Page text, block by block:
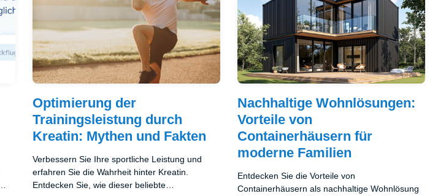
Optimierung der
Trainingsleistung durch
Kreatin: Mythen und Fakten
Verbessern Sie Ihre sportliche Leistung und
erfahren Sie die Wahrheit hinter Kreatin.
Entdecken Sie, wie dieser beliebte
Nachhaltige Wohnlösungen:
Vorteile von
Containerhäusern für
moderne Familien
Entdecken Sie die Vorteile von
Containerhäusern als nachhaltige Wohnlösung